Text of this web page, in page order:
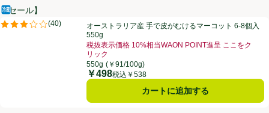
順
商品リスト
【セール】
オーストラリア産 手で皮がむけるマーコット 6-8個入 550g
冷蔵食品
(40)
評価は40件のレビューで5点中3.2点。オーストラリア産 手で皮がむけるマーコット 6-8個入
550g
税抜表示価格 10%相当WAON POINT進呈 ここをク
リック
お買い得品名：税抜表示価格 10%相当WAON POINT
550g (￥91/100g)
価格
￥498税込￥538
カートに追加する